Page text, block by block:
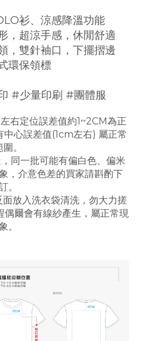
衫、涼感降溫功能
，超涼手感，休閒舒適
，雙針袖口，下擺摺邊
環保領標
#少量印刷 #團體服
右定位誤差值約1~2CM為正
中心誤差值(1cm左右) 屬正常
圍。
同一批可能有偏白色、偏米
，介意色差的買家請斟酌下
。
面放入洗衣袋清洗，勿大力搓
偶爾會有線紗產生，屬正常現
。